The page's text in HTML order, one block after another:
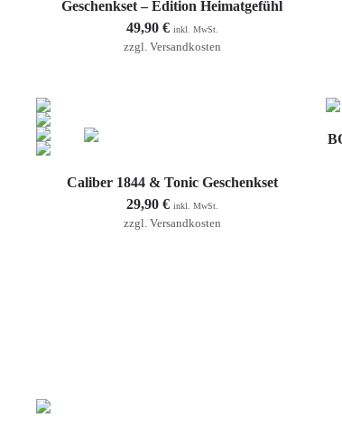
Geschenkset – Edition Heimatgefühl
49,90 € inkl. MwSt.
zzgl. Versandkosten
Weiterlesen
Caliber 1844 & Tonic Geschenkset
29,90 € inkl. MwSt.
zzgl. Versandkosten